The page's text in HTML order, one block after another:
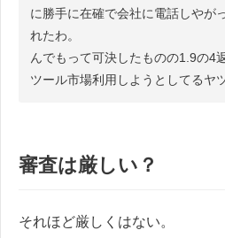
に勝手に在確で会社に電話しやが
れたわ。
んでもって可決したものの1.9の4
ツール市場利用しようとしてるヤ
審査は厳しい？
それほど厳しくはない。